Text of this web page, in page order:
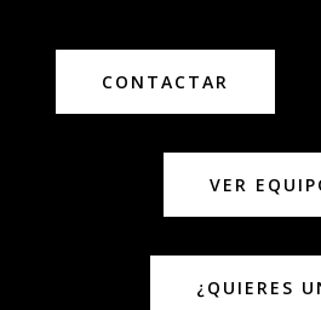
CONTACTAR
VER
¿QUIERES